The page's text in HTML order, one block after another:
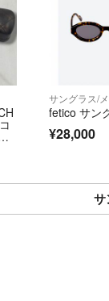
サングラス/
fetico サン
¥28,000
サ